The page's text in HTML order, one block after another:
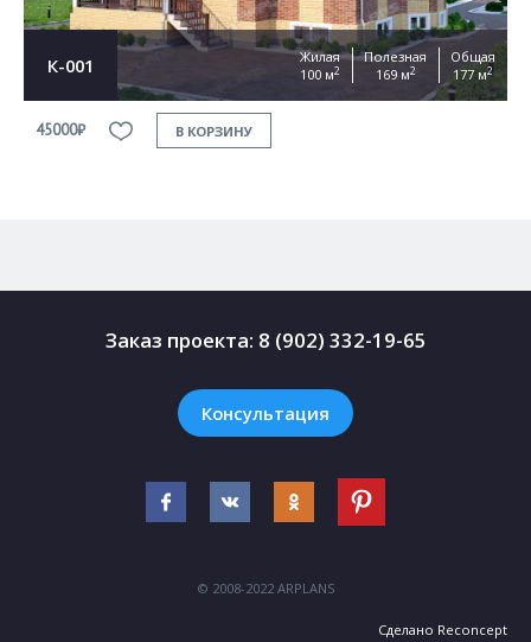
К-001
Жилая
100 м2
Полезная
169 м2
Общая
177 м2
45000₽ В КОРЗИНУ
Заказ проекта: 8 (902) 332-19-65
Консультация
© 2008-2022 ARPLANS
Сделано Reconcept